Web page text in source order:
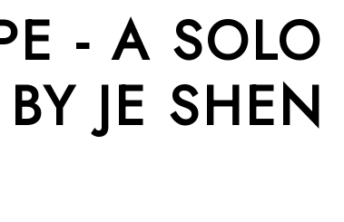
- A SOLO
JE SHEN